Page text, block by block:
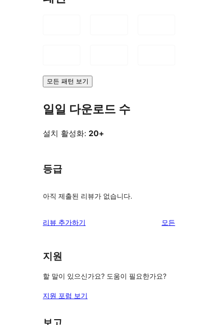
모든 패턴 보기
일일 다운로드 수
설치 활성화: 20+
등급
아직 제출된 리뷰가 없습니다.
리뷰 추가하기 모든
지원
할 말이 있으신가요? 도움이 필요한가요?
지원 포럼 보기
보고